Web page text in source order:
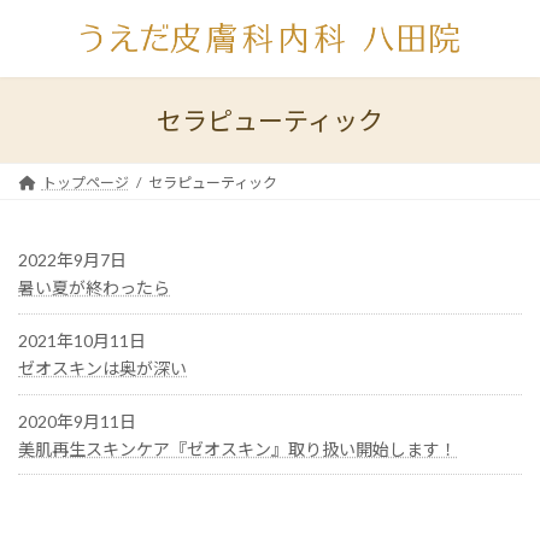
ン
ー
セラピューティック
トップページ セラピューティック
2022年9月7日
暑い夏が終わったら
2021年10月11日
ゼオスキンは奥が深い
2020年9月11日
美肌再生スキンケア『ゼオスキン』取り扱い開始します！